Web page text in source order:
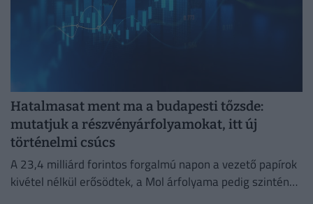
Hatalmasat ment ma a budapesti tőzsde:
mutatjuk a részvényárfolyamokat, itt új
történelmi csúcs
A 23,4 milliárd forintos forgalmú napon a vezető papírok
kivétel nélkül erősödtek, a Mol árfolyama pedig szintén